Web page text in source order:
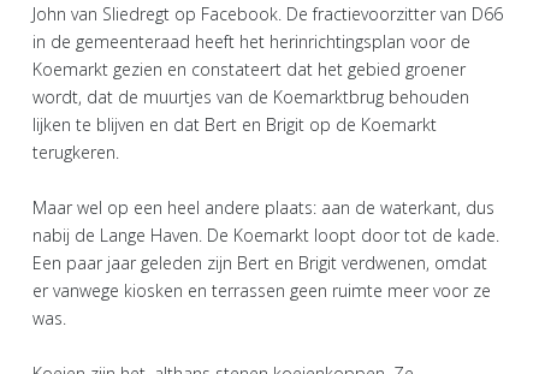
John van Sliedregt op Facebook. De fractievoorzitter van D66
in de gemeenteraad heeft het herinrichtingsplan voor de
Koemarkt gezien en constateert dat het gebied groener
wordt, dat de muurtjes van de Koemarktbrug behouden
lijken te blijven en dat Bert en Brigit op de Koemarkt
terugkeren.
Maar wel op een heel andere plaats: aan de waterkant, dus
nabij de Lange Haven. De Koemarkt loopt door tot de kade.
Een paar jaar geleden zijn Bert en Brigit verdwenen, omdat
er vanwege kiosken en terrassen geen ruimte meer voor ze
was.